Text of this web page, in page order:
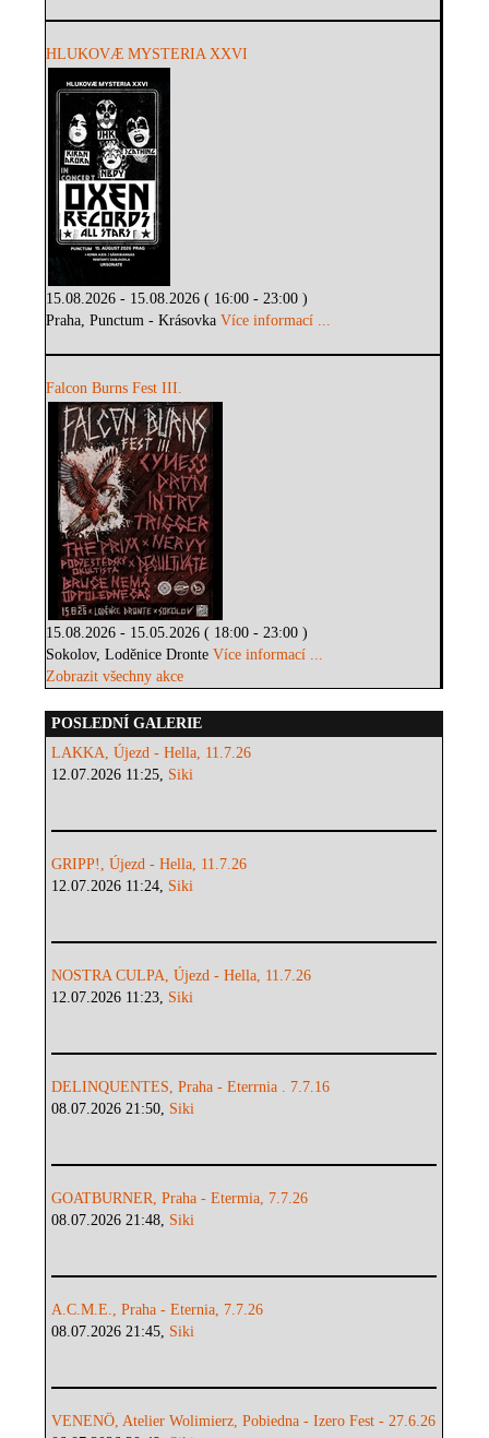
HLUKOVÆ MYSTERIA XXVI
15.08.2026 - 15.08.2026 ( 16:00 - 23:00 )
Praha, Punctum - KrásovkaVíce informací ...
Falcon Burns Fest III.
15.08.2026 - 15.05.2026 ( 18:00 - 23:00 )
Sokolov, Loděnice DronteVíce informací ...
Zobrazit všechny akce
POSLEDNÍ GALERIE
LAKKA, Újezd - Hella, 11.7.26
12.07.2026 11:25, Siki
GRIPP!, Újezd - Hella, 11.7.26
12.07.2026 11:24, Siki
NOSTRA CULPA, Újezd - Hella, 11.7.26
12.07.2026 11:23, Siki
DELINQUENTES, Praha - Eterrnia . 7.7.16
08.07.2026 21:50, Siki
GOATBURNER, Praha - Etermia, 7.7.26
08.07.2026 21:48, Siki
A.C.M.E., Praha - Eternia, 7.7.26
08.07.2026 21:45, Siki
VENENÖ, Atelier Wolimierz, Pobiedna - Izero Fest - 27.6.26